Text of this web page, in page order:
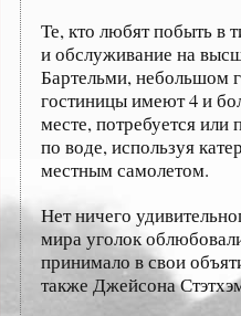
Те, кто любят побыть в
и обслуживание на
Бартельми, небольшом
гостиницы имеют 4 и
месте, потребуется или
по воде, используя
местным самолетом.
Нет ничего
мира уголок
принимало в свои
также Джейсона